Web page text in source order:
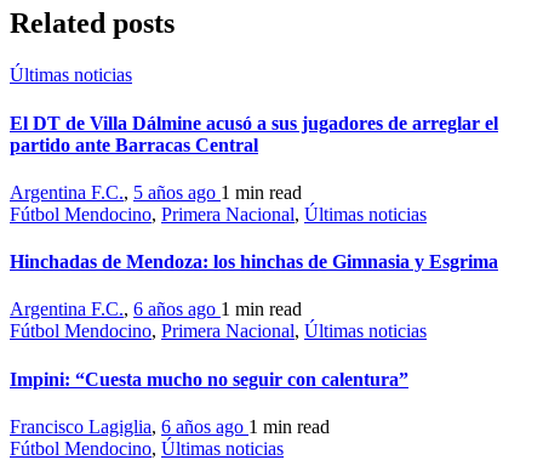
Related posts
Últimas noticias
El DT de Villa Dálmine acusó a sus jugadores de arreglar el
partido ante Barracas Central
Argentina F.C., 5 años ago 1 min read
Fútbol Mendocino, Primera Nacional, Últimas noticias
Hinchadas de Mendoza: los hinchas de Gimnasia y Esgrima
Argentina F.C., 6 años ago 1 min read
Fútbol Mendocino, Primera Nacional, Últimas noticias
Impini: “Cuesta mucho no seguir con calentura”
Francisco Lagiglia, 6 años ago 1 min read
Fútbol Mendocino, Últimas noticias